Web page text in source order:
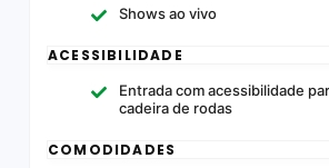
Shows ao vivo
ACESSIBILIDADE
Entrada com acessibilidade
cadeira de rodas
COMODIDADES